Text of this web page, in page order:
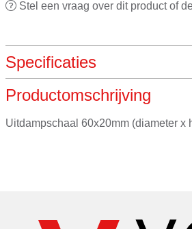
Stel een vraag over dit product of
Specificaties
Merk
Productomschrijving
Uitdampschaal 60x20mm (diameter x